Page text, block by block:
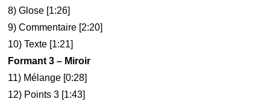
8) Glose [1:26]
9) Commentaire [2:20]
10) Texte [1:21]
Formant 3 – Miroir
11) Mélange [0:28]
12) Points 3 [1:43]